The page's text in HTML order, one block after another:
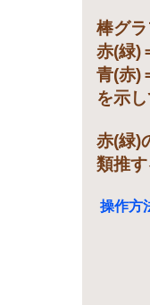
棒グ
赤(緑)
青(赤)
を示
赤(緑)
類推
操作方